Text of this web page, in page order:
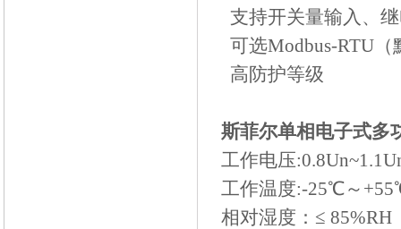
支持开关量输入、
可选Modbus-RTU
高防护等级
斯菲尔单相电子式多
工作电压
工作温度:-25℃～
相对湿度：≤ 85%RH